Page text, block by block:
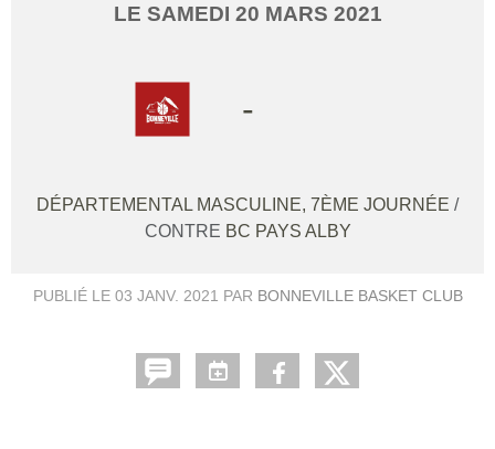
LE SAMEDI 20 MARS 2021
-
DÉPARTEMENTAL MASCULINE, 7ÈME JOURNÉE /
CONTRE BC PAYS ALBY
PUBLIÉ LE 03 JANV. 2021 PAR BONNEVILLE BASKET CLUB